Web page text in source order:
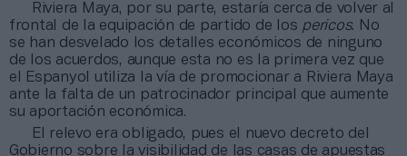
Riviera Maya, por su parte, estaría cerca de volver al
frontal de la equipación de partido de los pericos. No
se han desvelado los detalles económicos de ninguno
de los acuerdos, aunque esta no es la primera vez que
el Espanyol utiliza la vía de promocionar a Riviera Maya
ante la falta de un patrocinador principal que aumente
su aportación económica.
El relevo era obligado, pues el nuevo decreto del
Gobierno sobre la visibilidad de las casas de apuestas